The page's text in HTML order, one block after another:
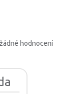
hodnocení